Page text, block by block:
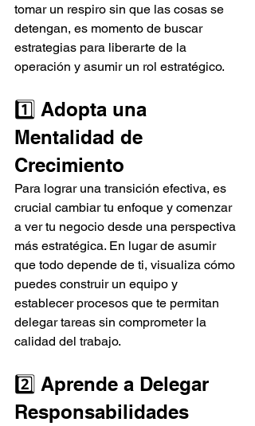
tomar un respiro sin que las cosas se
detengan, es momento de buscar
estrategias para liberarte de la
operación y asumir un rol estratégico.
1️⃣ Adopta una
Mentalidad de
Crecimiento
Para lograr una transición efectiva, es
crucial cambiar tu enfoque y comenzar
a ver tu negocio desde una perspectiva
más estratégica. En lugar de asumir
que todo depende de ti, visualiza cómo
puedes construir un equipo y
establecer procesos que te permitan
delegar tareas sin comprometer la
calidad del trabajo.
2️⃣ Aprende a Delegar
Responsabilidades